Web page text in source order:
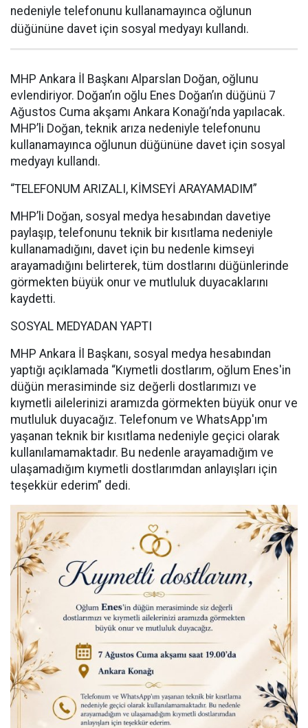
nedeniyle telefonunu kullanamayınca oğlunun
düğününe davet için sosyal medyayı kullandı.
MHP Ankara İl Başkanı Alparslan Doğan, oğlunu
evlendiriyor. Doğan’ın oğlu Enes Doğan’ın düğünü 7
Ağustos Cuma akşamı Ankara Konağı’nda yapılacak.
MHP’li Doğan, teknik arıza nedeniyle telefonunu
kullanamayınca oğlunun düğününe davet için sosyal
medyayı kullandı.
“TELEFONUM ARIZALI, KİMSEYİ ARAYAMADIM”
MHP’li Doğan, sosyal medya hesabından davetiye
paylaşıp, telefonunu teknik bir kısıtlama nedeniyle
kullanamadığını, davet için bu nedenle kimseyi
arayamadığını belirterek, tüm dostlarını düğünlerinde
görmekten büyük onur ve mutluluk duyacaklarını
kaydetti.
SOSYAL MEDYADAN YAPTI
MHP Ankara İl Başkanı, sosyal medya hesabından
yaptığı açıklamada “Kıymetli dostlarım, oğlum Enes'in
düğün merasiminde siz değerli dostlarımızı ve
kıymetli ailelerinizi aramızda görmekten büyük onur ve
mutluluk duyacağız. Telefonum ve WhatsApp'ım
yaşanan teknik bir kısıtlama nedeniyle geçici olarak
kullanılamamaktadır. Bu nedenle arayamadığım ve
ulaşamadığım kıymetli dostlarımdan anlayışları için
teşekkür ederim” dedi.